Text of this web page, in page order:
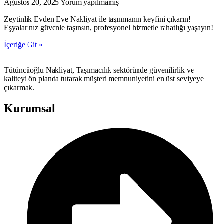
Ağustos 20, 2025Yorum yapılmamış
Zeytinlik Evden Eve Nakliyat ile taşınmanın keyfini çıkarın!
Eşyalarınız güvenle taşınsın, profesyonel hizmetle rahatlığı yaşayın!
İçeriğe Git »
Tütüncüoğlu Nakliyat, Taşımacılık sektöründe güvenilirlik ve
kaliteyi ön planda tutarak müşteri memnuniyetini en üst seviyeye
çıkarmak.
Kurumsal